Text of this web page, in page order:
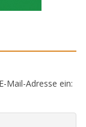
Mail-Adresse ein: